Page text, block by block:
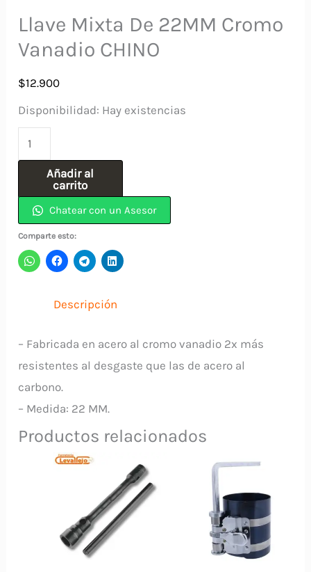
Llave Mixta De 22MM Cromo
Vanadio CHINO
$12.900
Disponibilidad: Hay existencias
Llave
Mixta
22MM
Cromo
Vanadio
CHINO
Añadir al
carrito
Chatear con un Asesor
Comparte esto:
Descripción
– Fabricada en acero al cromo vanadio 2x más
resistentes al desgaste que las de acero al
carbono.
– Medida: 22 MM.
Productos relacionados